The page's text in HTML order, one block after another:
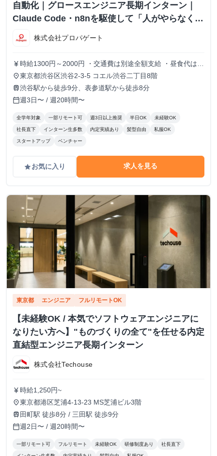
自動化｜グロースエンジニア長期インターン｜
Claude Code・n8nを駆使して「人がやらなくて
いい仕事」を消す開発 #AI活用 #Python #自動化
株式会社プロパゲート
currency_yen 時給1300円～2000円 ・交通費は別途全額支給 ・昼食代は別
途全額支給 ・研修期間終了後は時給1,400円～
place東京都渋谷区渋谷2-3-5 コエル渋谷二丁目8階
train渋谷駅から徒歩9分、表参道駅から徒歩8分
calendar_today週3日〜 / 週20時間〜
全学年対象 一部リモート可 週3日以上推奨 半日OK 未経験OK
社長直下 インターン生多数 内定実績あり 髪型自由 私服OK
スタートアップ ベンチャー
gradeお気に入り 求人を見る
東京都 エンジニア フルリモートOK
【未経験OK / 本気でソフトウェアエンジニアに
なりたい方へ】"ものづくりの全て"を任せる内定
直結型エンジニア長期インターン
株式会社Techouse
currency_yen 時給1,250円~
place東京都港区芝浦4-13-23 MS芝浦ビル3階
train 田町駅 徒歩8分 / 三田駅 徒歩9分
calendar_today週2日〜 / 週20時間〜
一部リモート可 フルリモート 未経験OK 研修制度あり 社長直下